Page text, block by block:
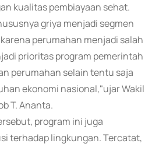
kualitas pembiayaan sehat.
griya menjadi segmen
perumahan menjadi salah
prioritas program pemerintah
perumahan selain tentu saja
ekonomi nasional,"ujar Wakil
T. Ananta.
program ini juga
terhadap lingkungan. Tercatat,